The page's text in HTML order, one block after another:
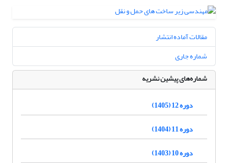
مقالات آماده انتشار
شماره جاری
شماره‌های پیشین نشریه
دوره 12 (1405)
دوره 11 (1404)
دوره 10 (1403)